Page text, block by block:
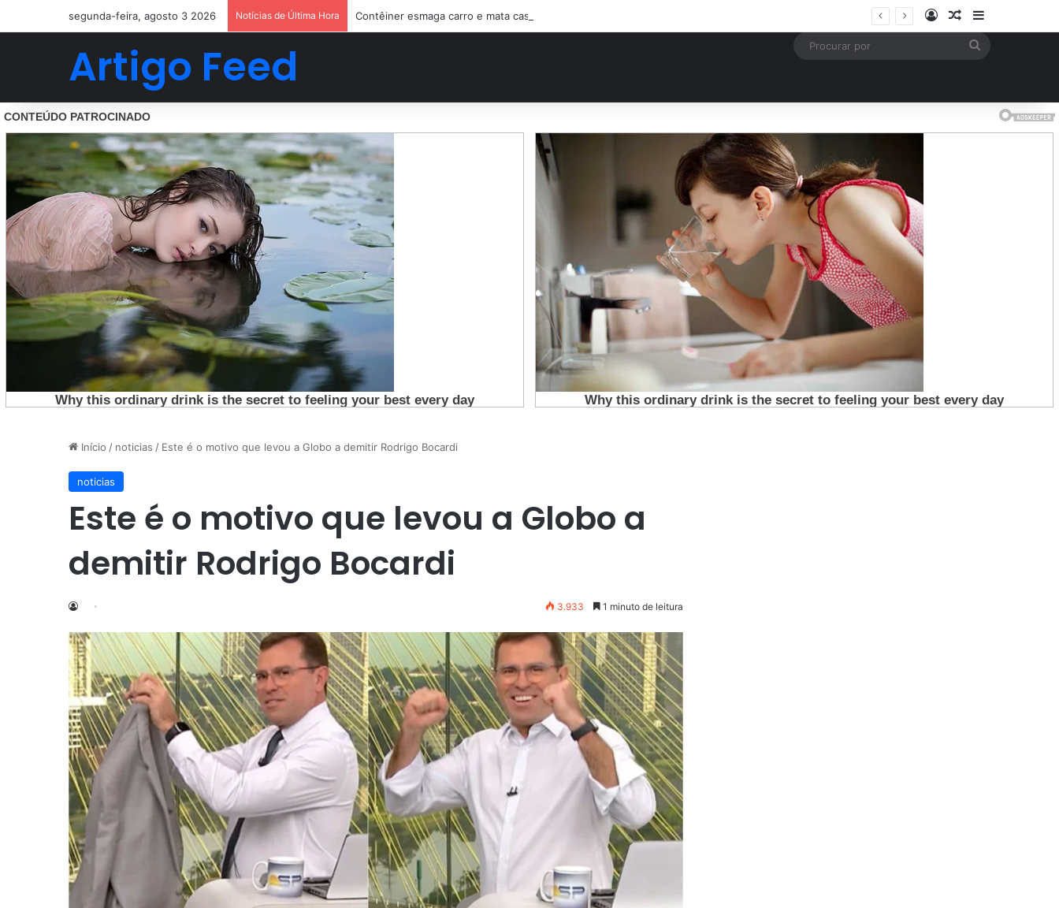
segunda-feira, agosto 3 2026 Notícias de Última Hora Contêiner esmaga carro e mata casal na BR-470; filho sobreviveu…Ver mais EntrarArtigo aleatório
Barra Lateral
Artigo Feed
Início / noticias / Este é o motivo que levou a Globo a demitir Rodrigo Bocardi
noticias
Este é o motivo que levou a Globo a
demitir Rodrigo Bocardi
3.933 1 minuto de leitura